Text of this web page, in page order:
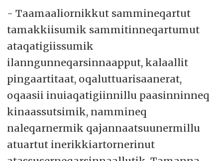
- Taamaaliornikkut sammineqartut
tamakkiisumik sammitinneqartumut
ataqatigiissumik
ilanngunneqarsinnaapput, kalaallit
pingaartitaat, oqaluttuarisaanerat,
oqaasii inuiaqatigiinnillu paasinninneq
kinaassutsimik, nammineq
naleqarnermik qajannaatsuunermillu
atuartut inerikkiartornerinut